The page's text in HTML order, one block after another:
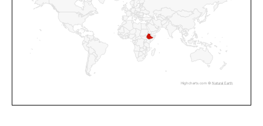
Highcharts.com © Natural Earth